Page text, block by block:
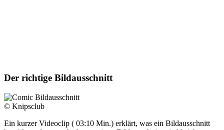
Der richtige Bildausschnitt
© Knipsclub
Ein kurzer Videoclip ( 03:10 Min.) erklärt, was ein Bildausschnitt